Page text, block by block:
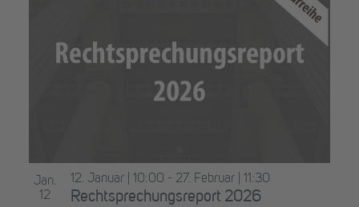
Jan.
12
Rechtsprechungsreport 2026
12. Januar | 10:00 - 27. Februar | 11:30